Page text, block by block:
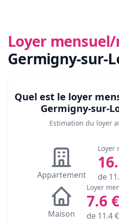
Loyer mensuel/
Germigny-sur-
Quel est le loyer
Germigny-sur-
Estimation du loyer
Appartement
Loyer
de
Maison
Loyer
7.6 €
de 11.4